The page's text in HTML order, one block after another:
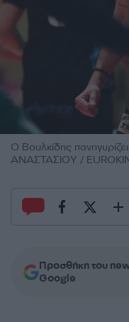
Ο Βουλκίδης
ΑΝΑΣΤΑΣΙΟΥ /
Προσθήκη του
Google